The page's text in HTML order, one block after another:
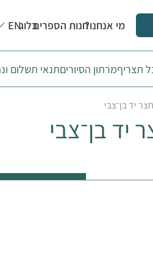
מי אנחנו?חנות הספריםבלוגEN
תצריףמרתון הסיוריםתנאי תשלום
יד בן־צבי
יד בן־צבי